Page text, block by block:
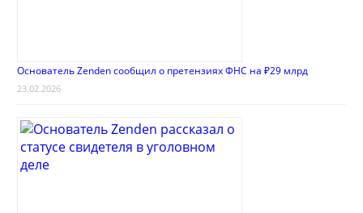
Основатель Zenden сообщил о претензиях ФНС на ₽29 млрд
23.02.2026